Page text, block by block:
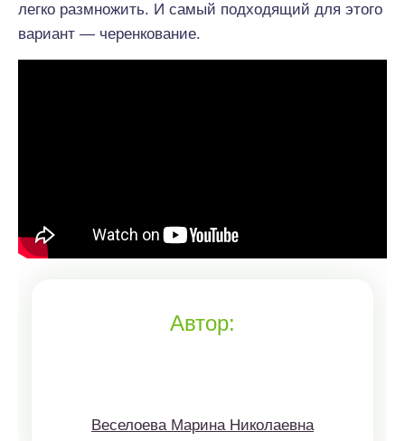
легко размножить. И самый подходящий для этого
вариант — черенкование.
Автор:
Веселоева Марина Николаевна